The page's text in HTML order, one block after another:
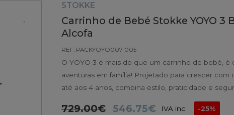
STOKKE
Carrinho de Bebé Stokke YOYO 3
Alcofa
REF: PACKYOYO007-005
O YOYO 3 é mais do que um carrinho de bebé, é
aventuras em família! Projetado para crescer
até aos 4 anos, combina estilo, praticidade e
729.00€ 546.75€ IVA inc. -25%